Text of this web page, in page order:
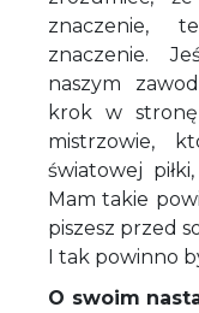
znaczenie,
znaczenie.
naszym
krok w stronę
mistrzowie,
światowej
Mam takie
piszesz przed
I tak powinno
O swoim